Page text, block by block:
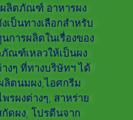
ลิตภัณฑ์ อาหารผง
เป็นทางเลือกสำหรับ
การผลิตในเรื่องของ
ณฑ์เหลวให้เป็นผง
งๆ ที่ทางบริษัทฯ ได้
ลิตนมผง,ไอศกรีม
รผงต่างๆ, สาหร่าย
ดผง, โปรตีนจาก